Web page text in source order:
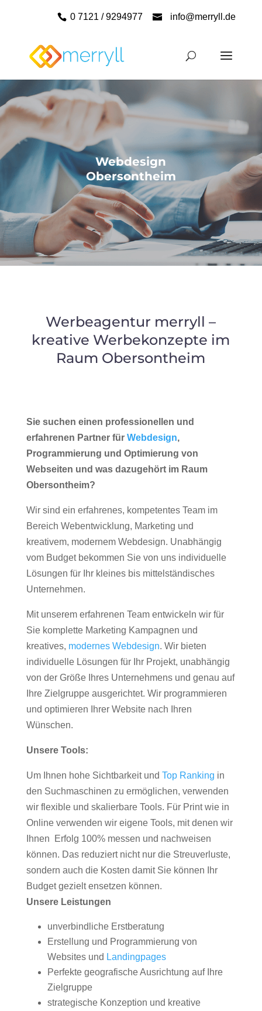
0 7121 / 9294977 info@merryll.de
Webdesign
Obersontheim
Werbeagentur merryll –
kreative Werbekonzepte im
Raum Obersontheim
Sie suchen einen professionellen und
erfahrenen Partner für Webdesign,
Programmierung und Optimierung von
Webseiten und was dazugehört im Raum
Obersontheim?
Wir sind ein erfahrenes, kompetentes Team im
Bereich Webentwicklung, Marketing und
kreativem, modernem Webdesign. Unabhängig
vom Budget bekommen Sie von uns individuelle
Lösungen für Ihr kleines bis mittelständisches
Unternehmen.
Mit unserem erfahrenen Team entwickeln wir für
Sie komplette Marketing Kampagnen und
kreatives, modernes Webdesign. Wir bieten
individuelle Lösungen für Ihr Projekt, unabhängig
von der Größe Ihres Unternehmens und genau auf
Ihre Zielgruppe ausgerichtet. Wir programmieren
und optimieren Ihrer Website nach Ihren
Wünschen.
Unsere Tools:
Um Ihnen hohe Sichtbarkeit und Top Ranking in
den Suchmaschinen zu ermöglichen, verwenden
wir flexible und skalierbare Tools. Für Print wie in
Online verwenden wir eigene Tools, mit denen wir
Ihnen Erfolg 100% messen und nachweisen
können. Das reduziert nicht nur die Streuverluste,
sondern auch die Kosten damit Sie können Ihr
Budget gezielt ensetzen können.
Unsere Leistungen
unverbindliche Erstberatung
Erstellung und Programmierung von
Websites und Landingpages
Perfekte geografische Ausrichtung auf Ihre
Zielgruppe
strategische Konzeption und kreative